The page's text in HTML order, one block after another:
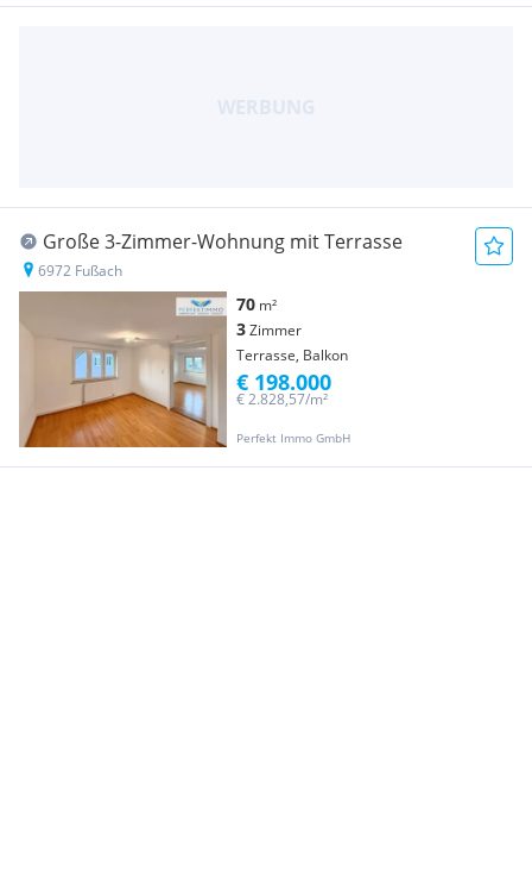
Große 3-Zimmer-Wohnung mit Terrasse
6972 Fußach
70 m²
3Zimmer
Terrasse, Balkon
Perfekt Immo GmbH
€ 2.828,57/m²
€ 198.000